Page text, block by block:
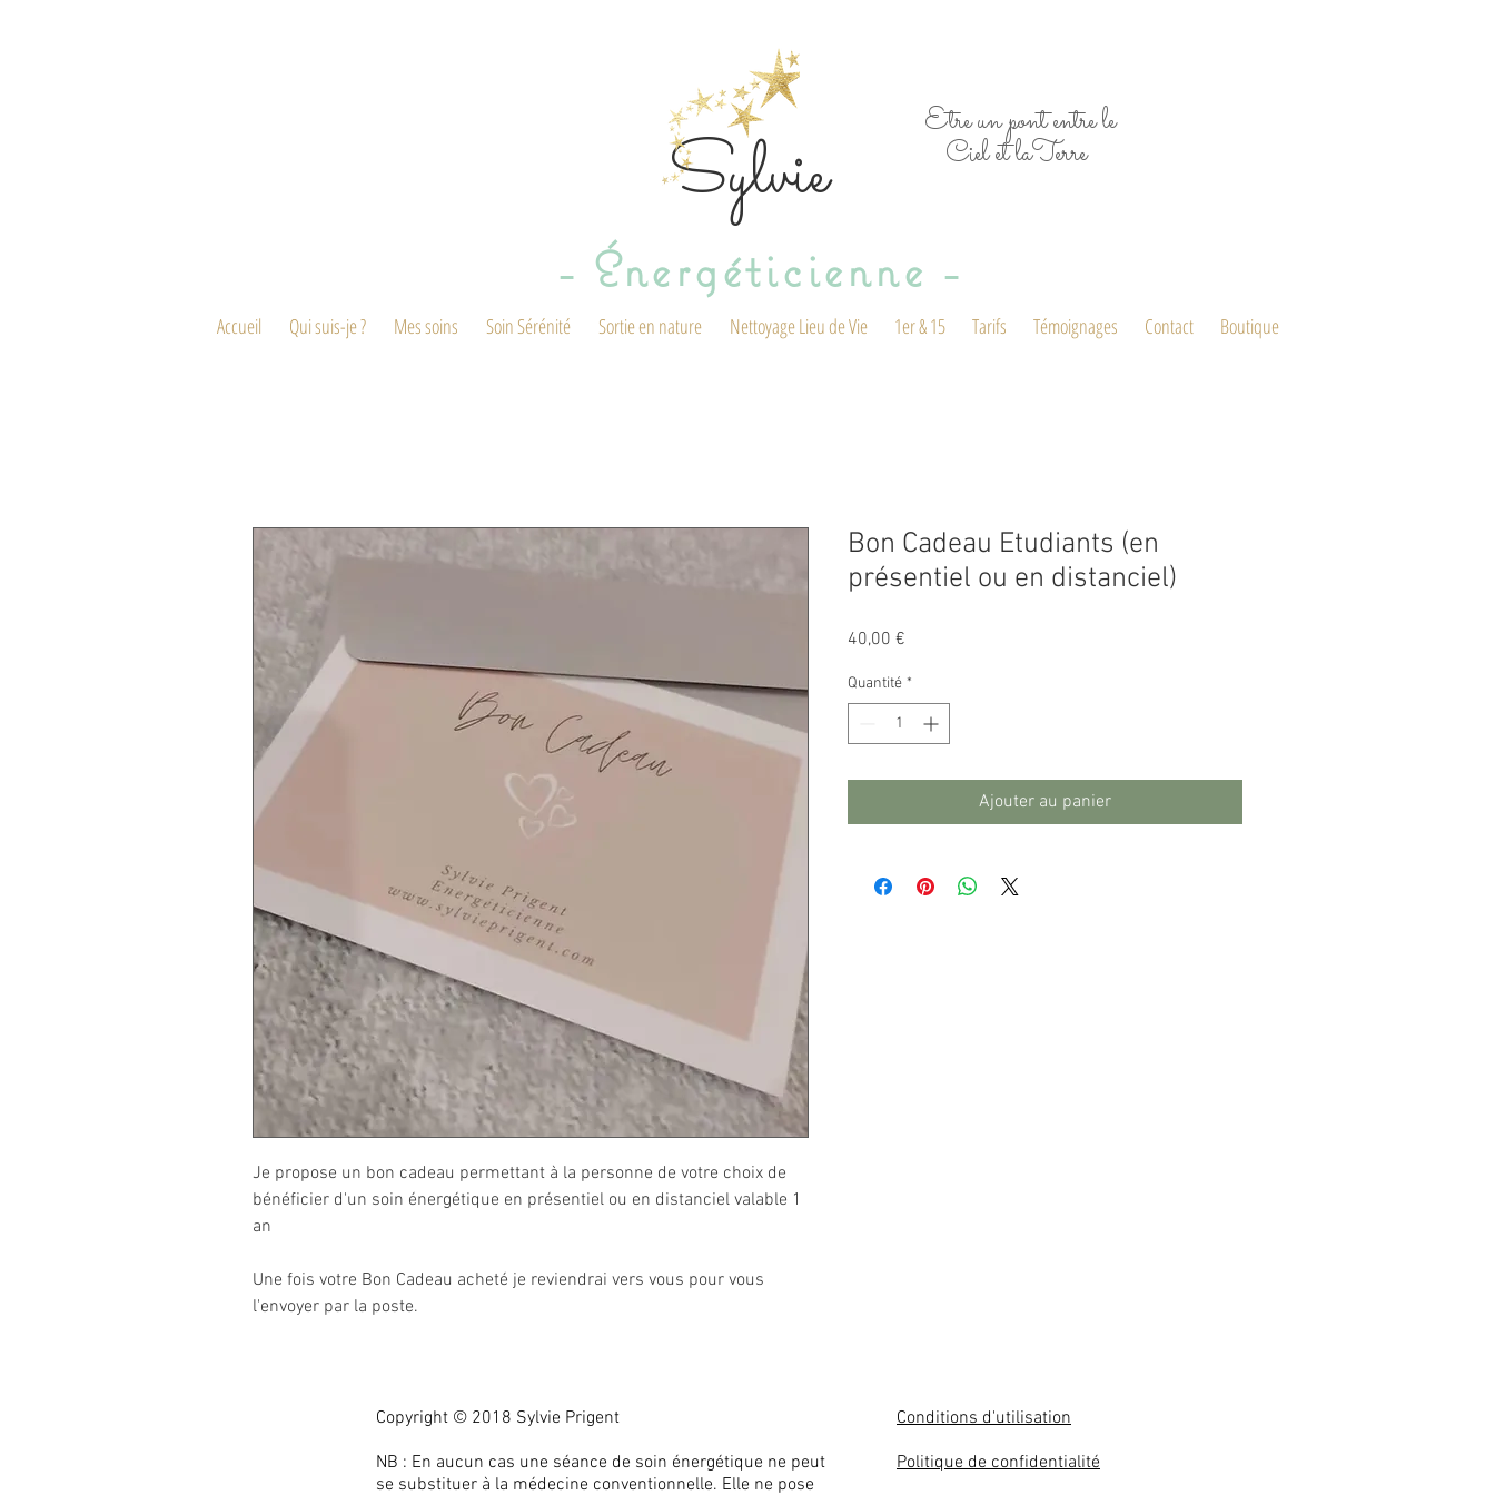
Sylvie
Etre un pont entre le
Ciel et laTerre
- Énergéticienne -
Accueil Qui suis-je ? Mes soins Soin Sérénité Sortie en nature Nettoyage Lieu de Vie 1er & 15 Tarifs Témoignages Contact Boutique
Je propose un bon cadeau permettant à la personne de votre choix de
bénéficier d'un soin énergétique en présentiel ou en distanciel valable 1
an
Une fois votre Bon Cadeau acheté je reviendrai vers vous pour vous
l'envoyer par la poste.
Bon Cadeau Etudiants (en
présentiel ou en distanciel)
40,00 €
Quantité *
Ajouter au panier
Copyright © 2018 Sylvie Prigent
NB : En aucun cas une séance de soin énergétique ne peut
se substituer à la médecine conventionnelle. Elle ne pose
Conditions d'utilisation
Politique de confidentialité